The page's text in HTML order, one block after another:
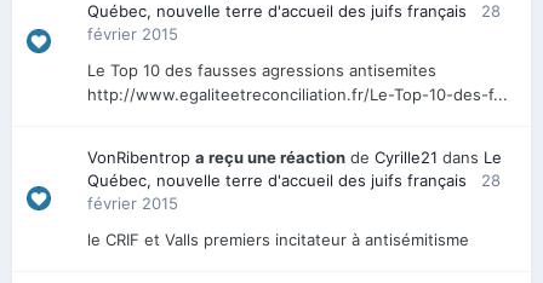
Québec, nouvelle terre d'accueil des juifs français
28
février 2015
Le Top 10 des fausses agressions antisemites
http://www.egaliteetreconciliation.fr/Le-Top-10-des-f...
VonRibentrop a reçu une réaction de Cyrille21 dans Le
Québec, nouvelle terre d'accueil des juifs français
28
février 2015
le CRIF et Valls premiers incitateur à antisémitisme